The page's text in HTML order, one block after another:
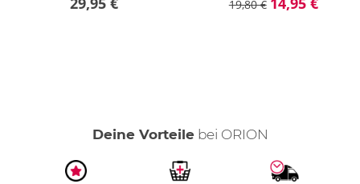
19,80 €
Deine Vorteilebei ORION